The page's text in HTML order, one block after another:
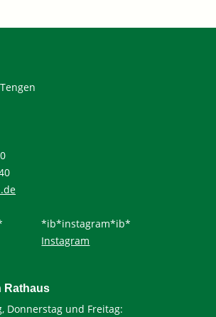
*ib*instagram*ib*
Instagram
Rathaus
Donnerstag und Freitag: